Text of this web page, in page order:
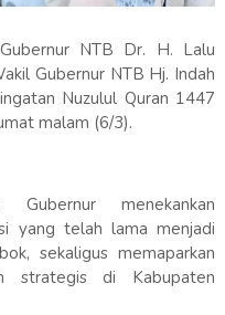
NTB Dr. H. Lalu
Gubernur NTB Hj. Indah
Nuzulul Quran 1447
malam (6/3).
menekankan
yang telah lama menjadi
sekaligus memaparkan
strategis di Kabupaten